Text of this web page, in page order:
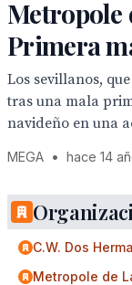
Metropole
Primera
Los sevillanos,
tras una mala
navideño en una
MEGA • hace 14
C.W. Dos
Metropole de